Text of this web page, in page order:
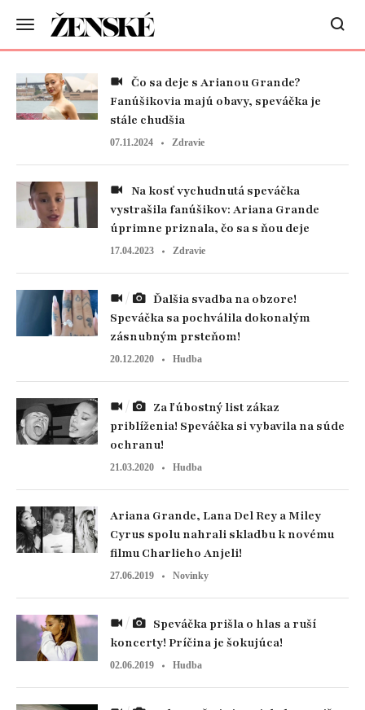
Fanúšikovia majú obavy, speváčka je
stále chudšia
07.11.2024 Zdravie
vystrašila fanúšikov: Ariana Grande
úprimne priznala, čo sa s ňou deje
17.04.2023 Zdravie
Speváčka sa pochválila dokonalým
zásnubným prsteňom!
20.12.2020 Hudba
priblíženia! Speváčka si vybavila na súde
ochranu!
21.03.2020 Hudba
Ariana Grande, Lana Del Rey a Miley
Cyrus spolu nahrali skladbu k novému
filmu Charlieho Anjeli!
27.06.2019 Novinky
koncerty! Príčina je šokujúca!
02.06.2019 Hudba